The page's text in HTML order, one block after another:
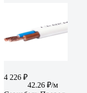
4 226 ₽
42.26 ₽/м